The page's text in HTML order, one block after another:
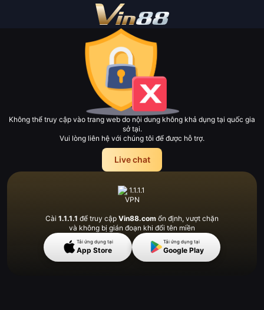
Không thể truy cập vào trang web do nội dung không khả dụng tại quốc gia
sở tại.
Vui lòng liên hệ với chúng tôi để được hỗ trợ.
Live chat
Cài 1.1.1.1 để truy cập Vin88.com ổn định, vượt chặn
và không bị gián đoạn khi đổi tên miền
Tải ứng dụng tại
App Store
Tải ứng dụng tại
Google Play